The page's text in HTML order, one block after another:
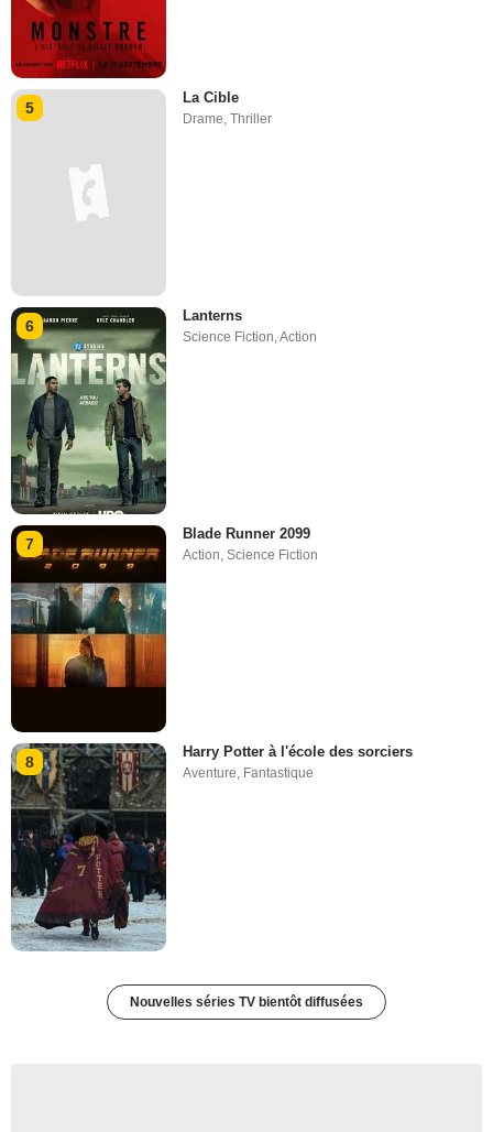
5
La Cible
Drame ,Thriller
6
Lanterns
Science Fiction,Action
7
Blade Runner 2099
Action,Science Fiction
8
Harry Potter à l'école des sorciers
Aventure, Fantastique
Nouvelles séries TV bientôt diffusées